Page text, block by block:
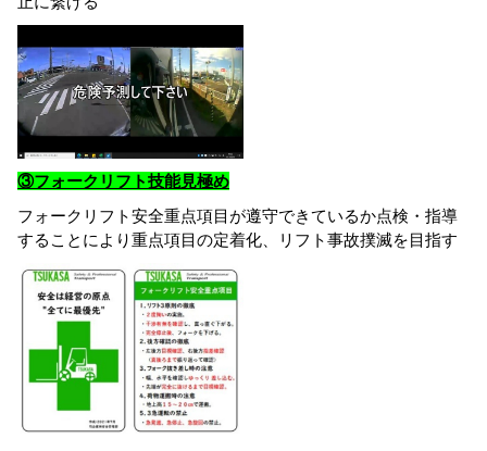
③フォークリフト技能見極め
フォークリフト安全重点項目が遵守できているか点検・指導
することにより重点項目の定着化、リフト事故撲滅を目指す